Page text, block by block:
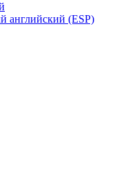
английский (ESP)